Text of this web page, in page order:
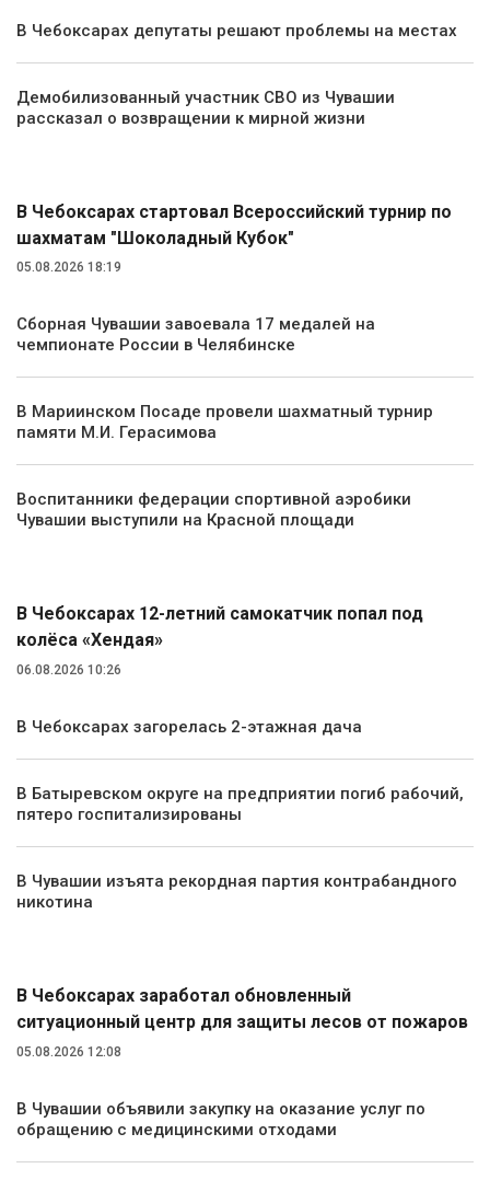
В Чебоксарах депутаты решают проблемы на местах
Демобилизованный участник СВО из Чувашии
рассказал о возвращении к мирной жизни
В Чебоксарах стартовал Всероссийский турнир по
шахматам "Шоколадный Кубок"
05.08.2026 18:19
Сборная Чувашии завоевала 17 медалей на
чемпионате России в Челябинске
В Мариинском Посаде провели шахматный турнир
памяти М.И. Герасимова
Воспитанники федерации спортивной аэробики
Чувашии выступили на Красной площади
В Чебоксарах 12-летний самокатчик попал под
колёса «Хендая»
06.08.2026 10:26
В Чебоксарах загорелась 2-этажная дача
В Батыревском округе на предприятии погиб рабочий,
пятеро госпитализированы
В Чувашии изъята рекордная партия контрабандного
никотина
В Чебоксарах заработал обновленный
ситуационный центр для защиты лесов от пожаров
05.08.2026 12:08
В Чувашии объявили закупку на оказание услуг по
обращению с медицинскими отходами